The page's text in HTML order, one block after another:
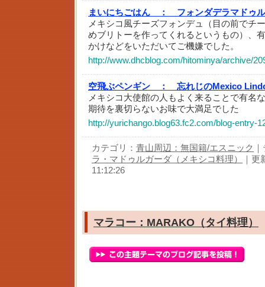
まいにちごはん ：
フォンダデラマドゥ
メキシコ風チーズフォンデュ（目の前でチ
めブリトーを作ってくれるというもの）、
かけなどをいただいてご機嫌でした。
http://www.dhcblog.com/hitominya/archive/
空飛ぶペンギン ：
忘れじのMexico
メキシコ大使館の人もよく来ることで有
期待を裏切らないお味で大満足でした
http://yurichango.blog63.fc2.com/blog-entry-
カテゴリ： 青山周辺：無国籍/エスニック
ラ・マドゥルガーダ（メキシコ料理）
｜
11:12:26
マラコー：MARAKO（タイ料理）